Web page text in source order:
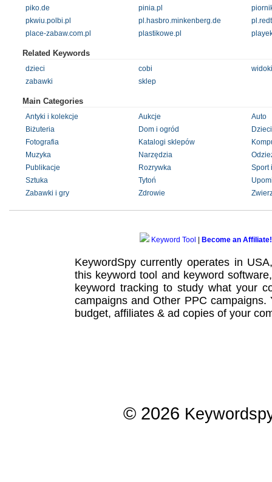
piko.de
pinia.pl
pkwiu.polbi.pl
pl.hasbro.minkenberg.de
place-zabaw.com.pl
plastikowe.pl
Related Keywords
dzieci cobi
widoki
zabawki
sklep
Main Categories
Antyki i kolekcje Aukcje
Auto
Biżuteria
Dom i ogród
Dzieci
Fotografia
Katalogi sklepów
Muzyka
Narzędzia
Publikacje
Rozrywka
Sport
Sztuka
Tytoń
Zabawki i gry
Zdrowie
Keyword Tool Become an Affiliate!
KeywordSpy currently operates in
this keyword tool and keyword software
keyword tracking to study what your
campaignsand Other PPC campaigns.
budget, affiliates & ad copies of your
© 2026